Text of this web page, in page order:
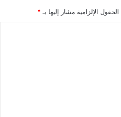
الحقول الإلزامية مشار إليها بـ*